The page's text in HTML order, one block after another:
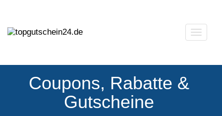
Coupons, Rabatte &
Gutscheine